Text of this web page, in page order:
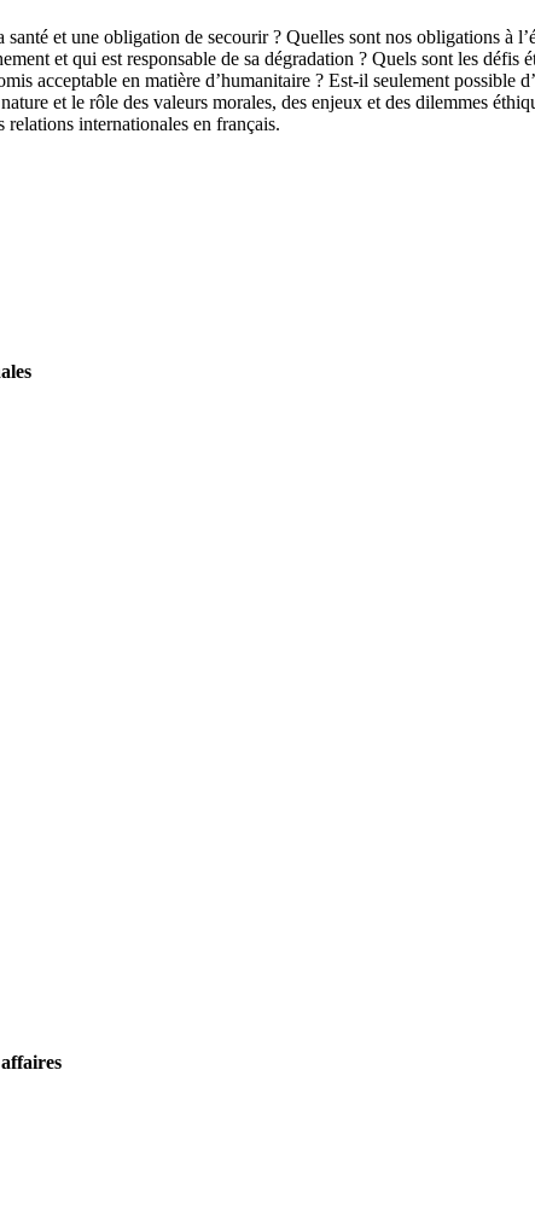
et une obligation de secourir ? Quelles sont nos obligations à
et qui est responsable de sa dégradation ? Quels sont les
acceptable en matière d’humanitaire ? Est-il seulement
et le rôle des valeurs morales, des enjeux et des dilemmes
relations internationales en français.